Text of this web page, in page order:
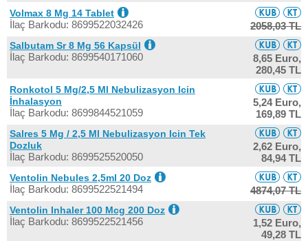
Volmax 8 Mg 14 Tablet
İlaç Barkodu: 8699522032426 2058,03 TL
Salbutam Sr 8 Mg 56 Kapsül
İlaç Barkodu: 8699540171060
8,65 Euro,
280,45 TL
Ronkotol 5 Mg/2,5 Ml Nebulizasyon Icin
İnhalasyon
İlaç Barkodu: 8699844521059
5,24 Euro,
169,89 TL
Salres 5 Mg / 2,5 Ml Nebulizasyon Icin Tek
Dozluk
İlaç Barkodu: 8699525520050
2,62 Euro,
84,94 TL
Ventolin Nebules 2,5ml 20 Doz
İlaç Barkodu: 8699522521494 4874,07 TL
Ventolin Inhaler 100 Mcg 200 Doz
İlaç Barkodu: 8699522521456
1,52 Euro,
49,28 TL